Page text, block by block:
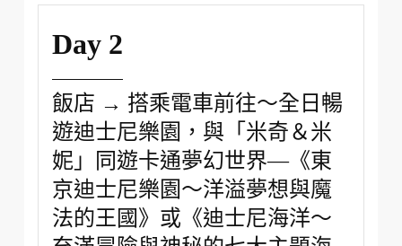
Day 2
飯店 → 搭乘電車前往～全日暢
遊迪士尼樂園，與「米奇＆米
妮」同遊卡通夢幻世界—《東
京迪士尼樂園～洋溢夢想與魔
法的王國》或《迪士尼海洋～